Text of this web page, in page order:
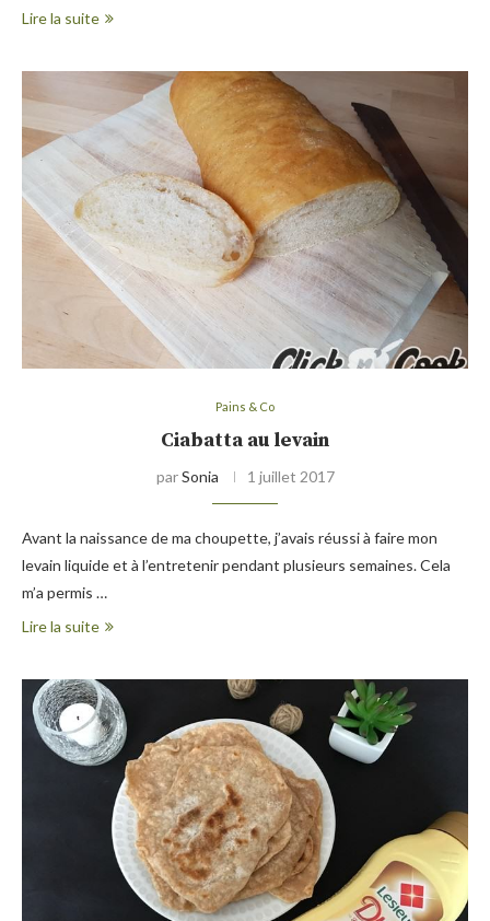
Lire la suite
Pains & Co
Ciabatta au levain
parSonia 1 juillet 2017
Avant la naissance de ma choupette, j’avais réussi à faire mon
levain liquide et à l’entretenir pendant plusieurs semaines. Cela
m’a permis …
Lire la suite